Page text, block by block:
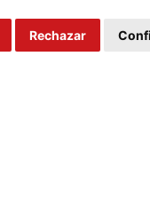
Rechazar